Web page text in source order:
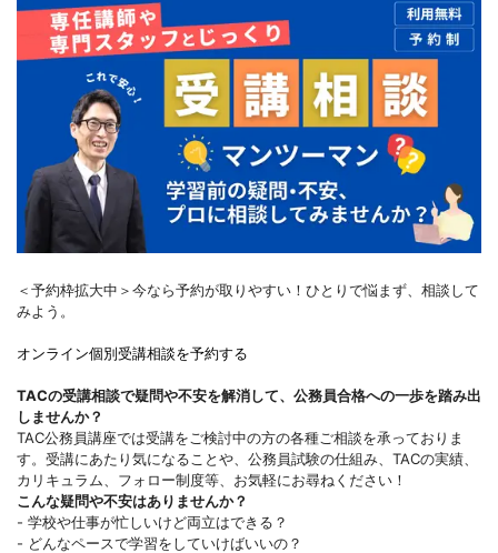
＜予約枠拡大中＞今なら予約が取りやすい！ひとりで悩まず、相談して
みよう。
オンライン個別受講相談を予約する
TACの受講相談で疑問や不安を解消して、公務員合格への一歩を踏み出
しませんか？
TAC公務員講座では受講をご検討中の方の各種ご相談を承っておりま
す。受講にあたり気になることや、公務員試験の仕組み、TACの実績、
カリキュラム、フォロー制度等、お気軽にお尋ねください！
こんな疑問や不安はありませんか？
- 学校や仕事が忙しいけど両立はできる？
- どんなペースで学習をしていけばいいの？